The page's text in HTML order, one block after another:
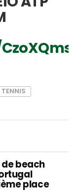
TENNIS
beach
place